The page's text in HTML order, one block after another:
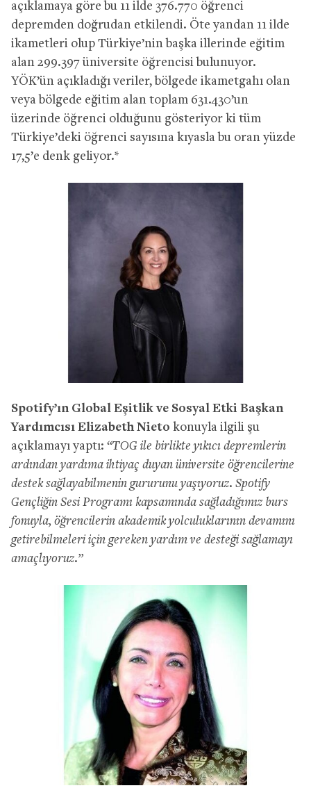
açıklamaya göre bu 11 ilde 376.770 öğrenci
depremden doğrudan etkilendi. Öte yandan 11 ilde
ikametleri olup Türkiye’nin başka illerinde eğitim
alan 299.397 üniversite öğrencisi bulunuyor.
YÖK’ün açıkladığı veriler, bölgede ikametgahı olan
veya bölgede eğitim alan toplam 631.430’un
üzerinde öğrenci olduğunu gösteriyor ki tüm
Türkiye’deki öğrenci sayısına kıyasla bu oran yüzde
17,5’e denk geliyor.*
Spotify’ın Global Eşitlik ve Sosyal Etki Başkan
Yardımcısı Elizabeth Nieto konuyla ilgili şu
açıklamayı yaptı: “TOG ile birlikte yıkıcı depremlerin
ardından yardıma ihtiyaç duyan üniversite öğrencilerine
destek sağlayabilmenin gururunu yaşıyoruz. Spotify
Gençliğin Sesi Programı kapsamında sağladığımız burs
fonuyla, öğrencilerin akademik yolculuklarının devamını
getirebilmeleri için gereken yardım ve desteği sağlamayı
amaçlıyoruz.”